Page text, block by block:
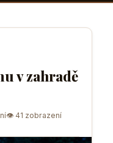
v zahradě
👁 41 zobrazení